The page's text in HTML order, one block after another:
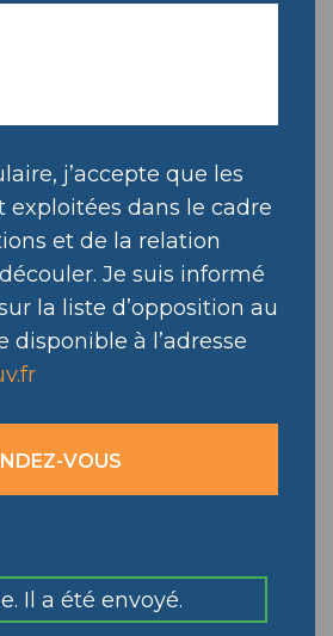
j’accepte que les
exploitées dans le cadre
et de la relation
Je suis informé
la liste d’opposition au
à l’adresse
Il a été envoyé.